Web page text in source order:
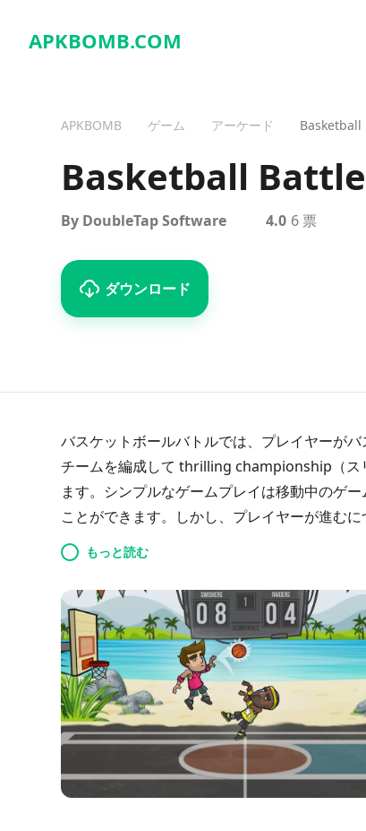
APKBOMB.COM
APKBOMB ゲーム アーケード Basketball
Basketball Battle
By DoubleTap Software
ダウンロード
4.0 6 票
バスケットボールバトルでは、プレイヤーが
チームを編成して thrilling championship（ス
ます。シンプルなゲームプレイは移動中のゲ
ことができます。しかし、プレイヤーが進む
ベルに直面することになります。最終的な目
とであり、バスケットボールの世界でのすべ
もっと読む